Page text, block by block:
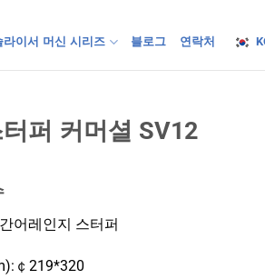
라이서 머신 시리즈 블로그 연락처
퍼 커머셜 SV12
어레인지 스터퍼
￠219*320